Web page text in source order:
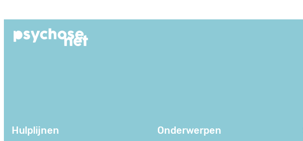
de
Hulplijnen Onderwerpen